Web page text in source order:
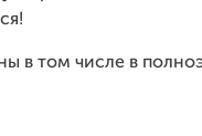
в том числе в